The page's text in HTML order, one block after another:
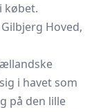
købet.
Hoved,
sig i havet som
på den lille